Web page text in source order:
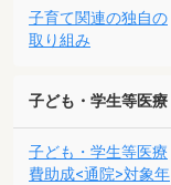
子育て関連の独自の
取り組み
子ども・学生等医療
子ども・学生等医療
費助成<通院>対象年